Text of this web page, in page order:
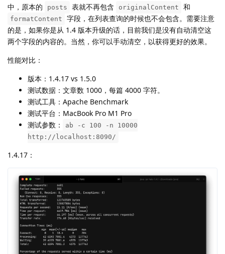
中，原本的
posts 表就不再包含 originalContent 和
formatContent
字段，在列表查询的时候也不会包含。需要注意
的是，如果你是从 1.4 版本升级的话，目前我们是没有自动清空这
两个字段的内容的。当然，你可以手动清空，以获得更好的效果。
性能对比：
版本：1.4.17 vs 1.5.0
测试数据：文章数 1000，每篇 4000 字符。
测试工具：Apache Benchmark
测试平台：MacBook Pro M1 Pro
测试参数：
ab -c 100 -n 10000
http://localhost:8090/
1.4.17：